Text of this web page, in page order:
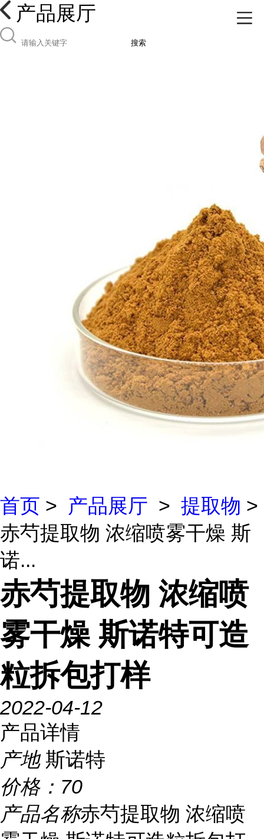
产品展厅
搜索
首页 > 产品展厅 > 提取物 >
赤芍提取物 浓缩喷雾干燥 斯
诺...
赤芍提取物 浓缩喷
雾干燥 斯诺特可造
粒拆包打样
2022-04-12
产品详情
产地 斯诺特
价格： 70
产品名称赤芍提取物 浓缩喷